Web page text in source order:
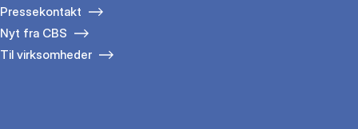
Pressekontakt
Nyt fra CBS
Til virksomheder